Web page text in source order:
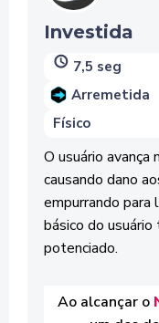
Investida
7,5 seg
Arremetida
Físico
O usuário avança
causando dano
empurrando para
básico do
potenciado.
Ao alcançar o